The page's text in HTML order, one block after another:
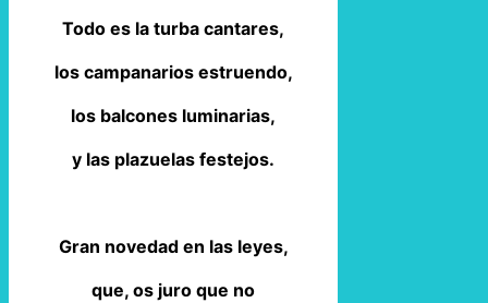
Todo es la turba cantares,
los campanarios estruendo,
los balcones luminarias,
y las plazuelas festejos.
Gran novedad en las leyes,
que, os juro que no